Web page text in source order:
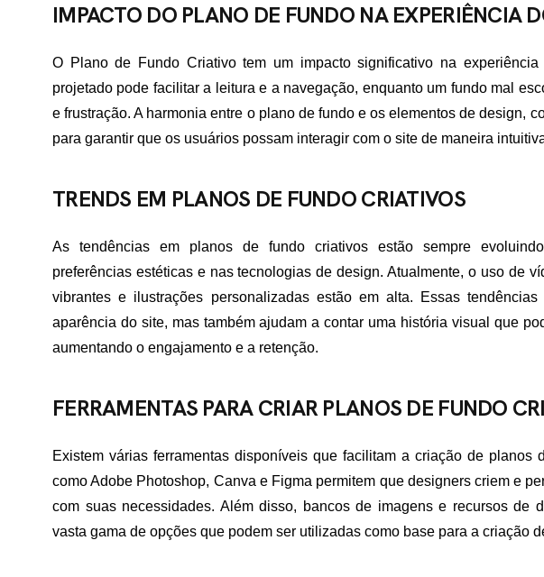
ATENDIDAS
NÓS
IMPACTO DO PLANO DE FUNDO NA EXPERIÊNCIA
O Plano de Fundo Criativo tem um impacto significativo na
projetado pode facilitar a leitura e a navegação, enquanto um fundo mal
e frustração. A harmonia entre o plano de fundo e os elementos de design,
para garantir que os usuários possam interagir com o site de maneira
TRENDS EM PLANOS DE FUNDO CRIATIVOS
As tendências em planos de fundo criativos estão sempre
preferências estéticas e nas tecnologias de design. Atualmente, o uso de
vibrantes e ilustrações personalizadas estão em alta. Essas
aparência do site, mas também ajudam a contar uma história visual que
aumentando o engajamento e a retenção.
FERRAMENTAS PARA CRIAR PLANOS DE FUNDO
Existem várias ferramentas disponíveis que facilitam a criação de planos
como Adobe Photoshop, Canva e Figma permitem que designers criem e
com suas necessidades. Além disso, bancos de imagens e recursos de
vasta gama de opções que podem ser utilizadas como base para a criação